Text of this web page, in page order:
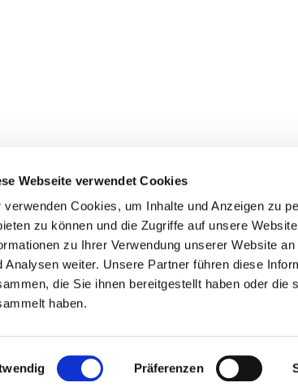
Webseite verwendet Cookies
verwenden Cookies, um Inhalte und Anzeigen zu
zu können und die Zugriffe auf unsere
zu Ihrer Verwendung unserer Website
Analysen weiter. Unsere Partner führen diese
die Sie ihnen bereitgestellt haben oder die
haben.
Präferenzen
Erwitte
anroechte.de